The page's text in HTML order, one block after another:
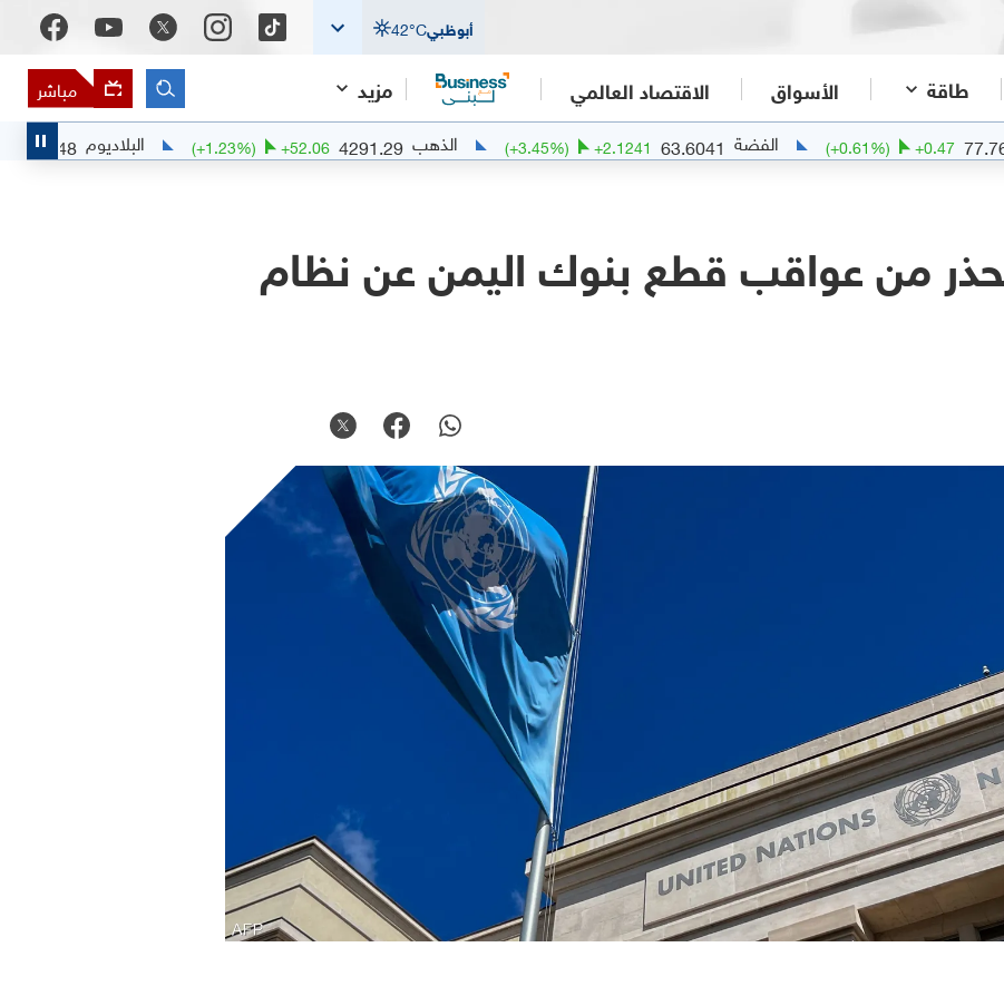
أبوظبي 42°C
طاقة الأسواق الاقتصاد العالمي مزيد مباشر
+
( 0.61%) الفضة 63.6041
+2.1241
( 3.45%) الذهب 4291.29
+52.06
( 1.23%) البلاديوم 1380.1948
تحذر من عواقب قطع بنوك اليمن عن نظام